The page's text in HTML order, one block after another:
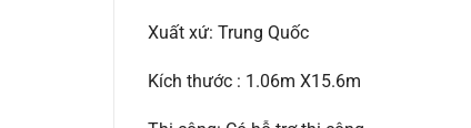
Xuất xứ: Trung Quốc
Kích thước : 1.06m X15.6m